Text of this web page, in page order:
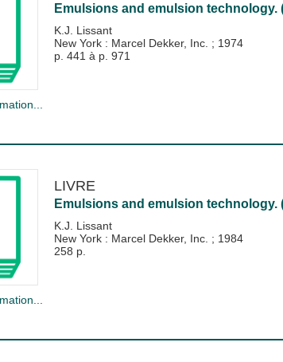
Emulsions and emulsion technology.
K.J. Lissant
New York : Marcel Dekker, Inc. ; 1974
p. 441 à p. 971
LIVRE
Emulsions and emulsion technology.
K.J. Lissant
New York : Marcel Dekker, Inc. ; 1984
258 p.